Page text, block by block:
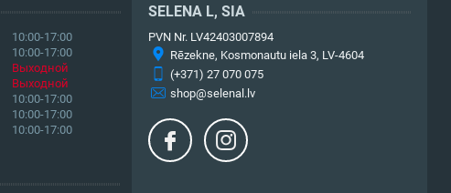
10:00-17:00
10:00-17:00
Выходной
Выходной
10:00-17:00
10:00-17:00
10:00-17:00
SELENA L, SIA
PVN Nr. LV42403007894
Rēzekne, Kosmonautu iela 3, LV-4604
(+371) 27 070 075
shop@selenal.lv